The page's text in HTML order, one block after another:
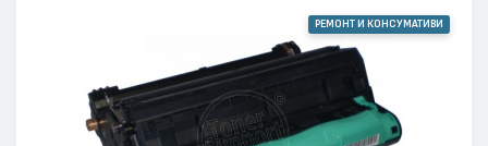
РЕМОНТ И КОНСУМАТИВИ